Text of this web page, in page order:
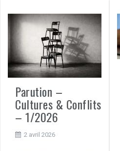
Parution –
Cultures & Conflits
– 1/2026
2 avril 2026